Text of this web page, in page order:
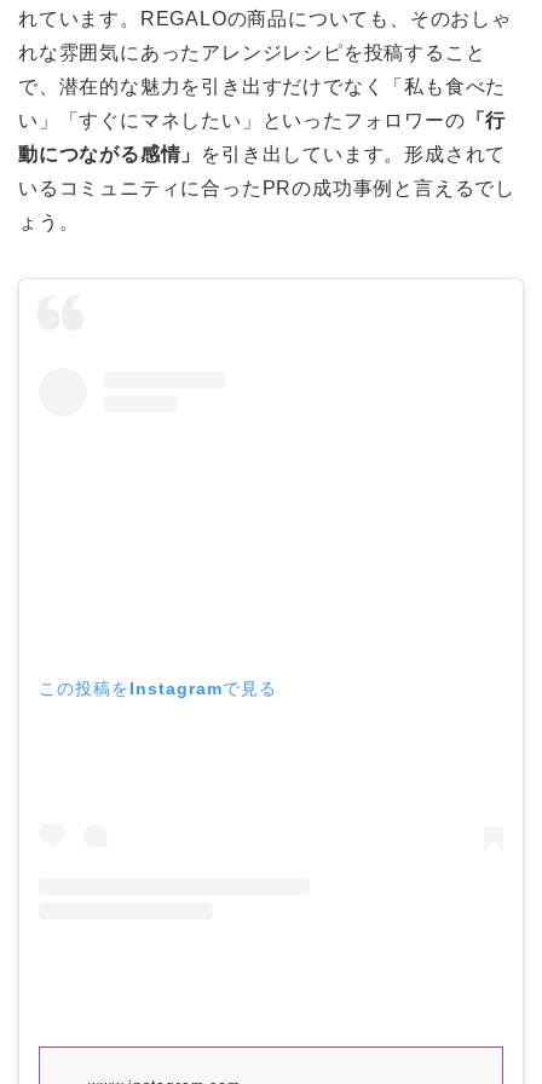
れています。REGALOの商品についても、そのおしゃ
れな雰囲気にあったアレンジレシピを投稿すること
で、潜在的な魅力を引き出すだけでなく「私も食べた
い」「すぐにマネしたい」といったフォロワーの 「行
動につながる感情」
を引き出しています。形成されて
いるコミュニティに合ったPRの成功事例と言えるでし
ょう。
この投稿をInstagramで見る